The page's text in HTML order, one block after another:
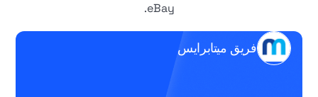
eBay.
فريق ميتابرايس